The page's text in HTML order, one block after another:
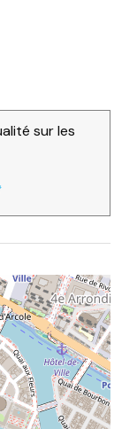
sur les